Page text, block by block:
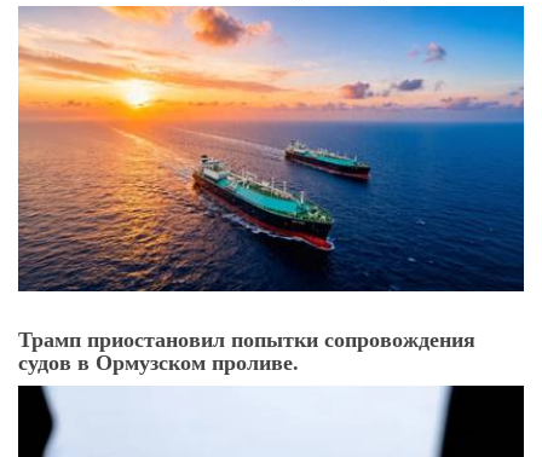
Трамп приостановил попытки сопровождения
судов в Ормузском проливе.